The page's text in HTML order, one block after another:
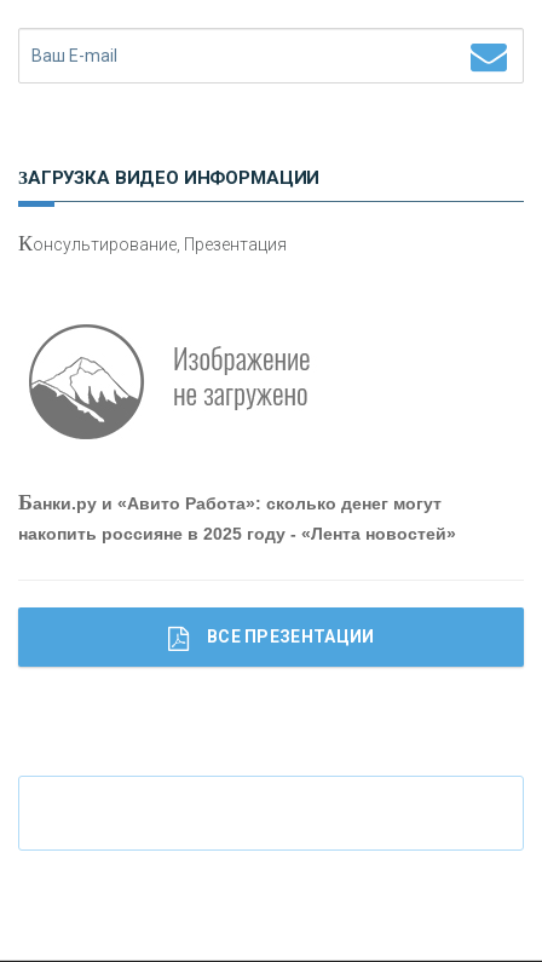
привлечь и удержать персонал - «Интервью»
Что будет с наличными деньгами при цифровом
ЗАГРУЗКА ВИДЕО ИНФОРМАЦИИ
Консультирование, Презентация
Банки.ру и «Авито Работа»: сколько денег могут
накопить россияне в 2025 году - «Лента новостей»
ВСЕ ПРЕЗЕНТАЦИИ